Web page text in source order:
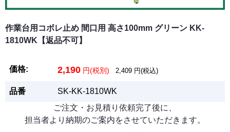
作業台用コボレ止め 間口用 高さ100mm グリーン KK-
1810WK【返品不可】
価格: 2,190 円(税別) 2,409 円(税込)
品番
SK-KK-1810WK
ご注文・お見積り依頼完了後に、
担当者より納期のご案内をさせていただきます。